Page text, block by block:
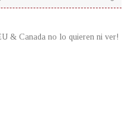
& Canada no lo quieren ni ver!